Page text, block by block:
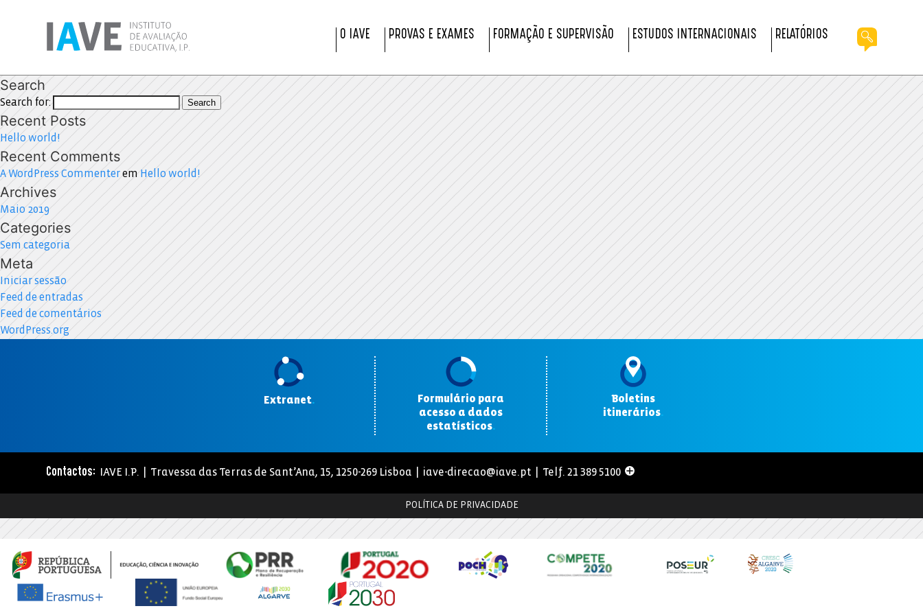
O IAVE PROVAS E EXAMES FORMAÇÃO E SUPERVISÃO ESTUDOS INTERNACIONAIS RELATÓRIOS
Search
Search for: Search
Recent Posts
Hello world!
Recent Comments
A WordPress Commenterem Hello world!
Archives
Maio 2019
Categories
Sem categoria
Meta
Iniciar sessão
Feed de entradas
Feed de comentários
WordPress.org
Extranet.
Formulário para
acesso a dados
estatísticos.
Boletins
itinerários.
Contactos: IAVE I.P. | Travessa das Terras de Sant’Ana, 15, 1250-269 Lisboa | iave-direcao@iave.pt | Telf. 21 389 5100
POLÍTICA DE PRIVACIDADE